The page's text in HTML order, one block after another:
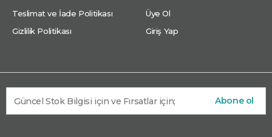
Teslimat ve İade Politikası
Gizlilik Politikası
Üye Ol
Giriş Yap
Abone ol